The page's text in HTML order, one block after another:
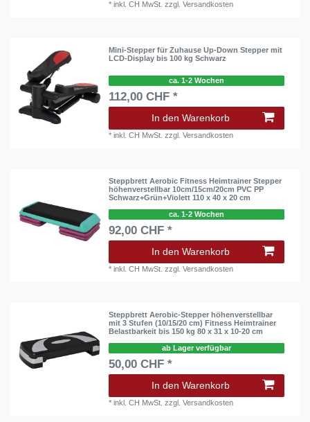
*inkl. CH MwSt. zzgl.Versandkosten
Mini-Stepper für Zuhause Up-Down Stepper mit
LCD-Display bis 100 kg Schwarz
ca. 1-2 Wochen
112,00 CHF *
In den Warenkorb
*inkl. CH MwSt. zzgl.Versandkosten
Steppbrett Aerobic Fitness Heimtrainer Stepper
höhenverstellbar 10cm/15cm/20cm PVC PP
Schwarz+Grün+Violett 110 x 40 x 20 cm
ca. 1-2 Wochen
92,00 CHF *
In den Warenkorb
*inkl. CH MwSt. zzgl.Versandkosten
Steppbrett Aerobic-Stepper höhenverstellbar
mit 3 Stufen (10/15/20 cm) Fitness Heimtrainer
Belastbarkeit bis 150 kg 80 x 31 x 10-20 cm
ab Lager verfügbar
50,00 CHF *
In den Warenkorb
*inkl. CH MwSt. zzgl.Versandkosten